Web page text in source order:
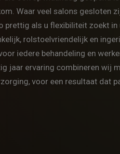
Waar veel salons gesloten
prettig als u flexibiliteit zoekt in
rolstoelvriendelijk en
iedere behandeling en
jaar ervaring combineren wij
voor een resultaat dat